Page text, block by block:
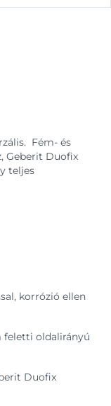
Fém- és
Geberit Duofix
teljes
korrózió ellen
feletti oldalirányú
Duofix